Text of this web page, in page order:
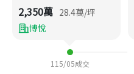
2,350萬 28.4萬/坪
博悅
115/05成交